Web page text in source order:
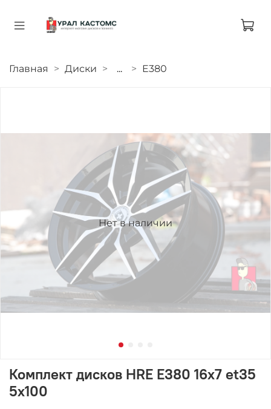
Главная Диски ... E380
Нет в наличии
Комплект дисков HRE E380 16x7 et35
5x100